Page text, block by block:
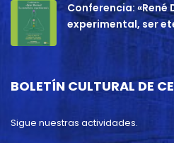
Conferencia:
experimental, ser
BOLETÍN CULTURAL DE
Sigue nuestras actividades.